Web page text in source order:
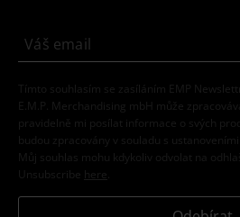
Tímto souhlasím se zasíláním EMP
E.M.P. Merchandising mbH může
pravidelně mi posílat informace o svých
budou zpracovány v souladu s ustanoveními
Můj souhlas mohu kdykoliv odvolat na
Unsubscribe here